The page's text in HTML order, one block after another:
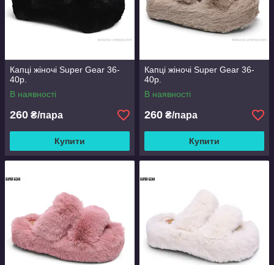
Капці жіночі Super Gear 36-
40р.
В наявності
260 ₴/пара
Купити
Капці жіночі Super Gear 36-
40р.
В наявності
260 ₴/пара
Купити